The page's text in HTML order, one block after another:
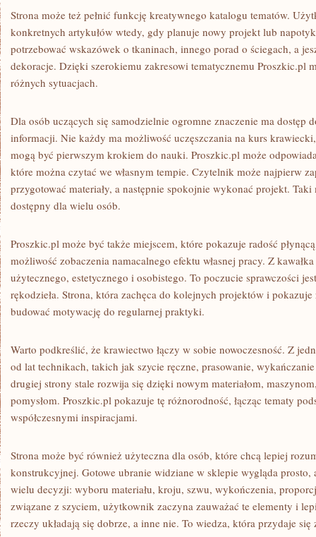
Strona może też pełnić funkcję kreatywnego katalogu tematów.
konkretnych artykułów wtedy, gdy planuje nowy projekt lub
potrzebować wskazówek o tkaninach, innego porad o ściegach, a
dekoracje. Dzięki szerokiemu zakresowi tematycznemu Proszkic.pl
różnych sytuacjach.
Dla osób uczących się samodzielnie ogromne znaczenie ma dostęp
informacji. Nie każdy ma możliwość uczęszczania na kurs
mogą być pierwszym krokiem do nauki. Proszkic.pl może
które można czytać we własnym tempie. Czytelnik może najpierw
przygotować materiały, a następnie spokojnie wykonać projekt.
dostępny dla wielu osób.
Proszkic.pl może być także miejscem, które pokazuje radość
możliwość zobaczenia namacalnego efektu własnej pracy. Z
użytecznego, estetycznego i osobistego. To poczucie sprawczości
rękodzieła. Strona, która zachęca do kolejnych projektów i
budować motywację do regularnej praktyki.
Warto podkreślić, że krawiectwo łączy w sobie nowoczesność. Z
od lat technikach, takich jak szycie ręczne, prasowanie,
drugiej strony stale rozwija się dzięki nowym materiałom,
pomysłom. Proszkic.pl pokazuje tę różnorodność, łącząc tematy
współczesnymi inspiracjami.
Strona może być również użyteczna dla osób, które chcą lepiej
konstrukcyjnej. Gotowe ubranie widziane w sklepie wygląda
wielu decyzji: wyboru materiału, kroju, szwu, wykończenia,
związane z szyciem, użytkownik zaczyna zauważać te elementy i
rzeczy układają się dobrze, a inne nie. To wiedza, która przydaje